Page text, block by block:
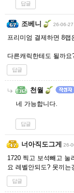
답글
조베니 26-06-
프리미엄 결제하면 8랩
다른캐릭한테도 될까요
답글
천월
네 가능합니다.
답글
너아직도그게 26-
1720 찍고 보석빼고 눌
요 레벨안되도? 못끼는
답글